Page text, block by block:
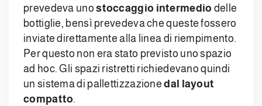
prevedeva unostoccaggio intermedio delle
bottiglie, bensì prevedeva che queste fossero
inviate direttamente alla linea di riempimento.
Per questo non era stato previsto uno spazio
ad hoc. Gli spazi ristretti richiedevano quindi
un sistema di pallettizzazione dal layout
compatto.